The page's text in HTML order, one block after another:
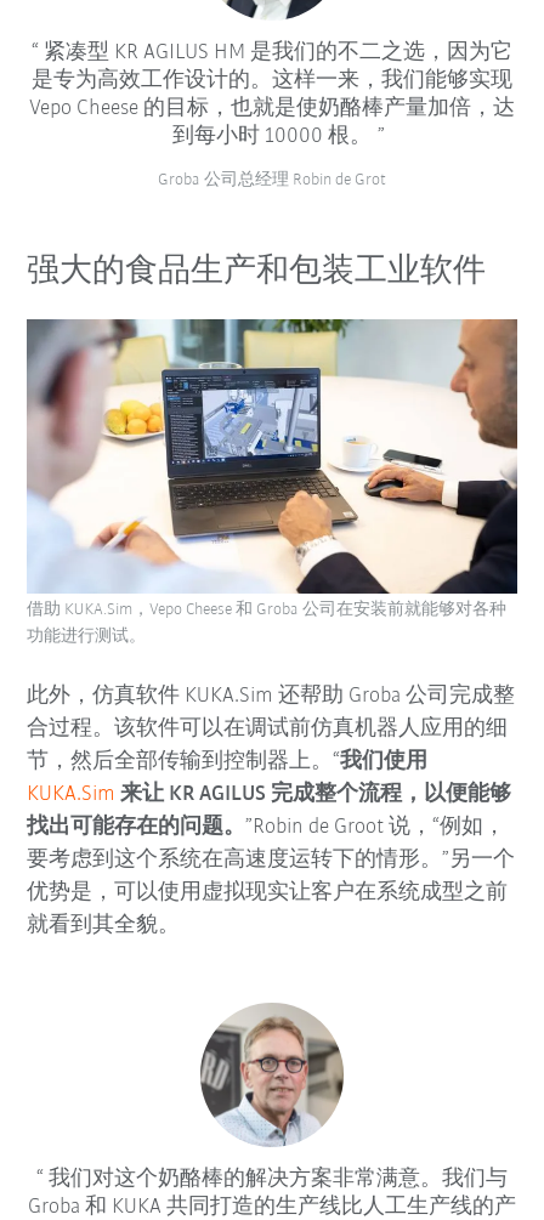
紧凑型 KR AGILUS HM 是我们的不二之选，因为它
是专为高效工作设计的。这样一来，我们能够实现
Vepo Cheese 的目标，也就是使奶酪棒产量加倍，达
到每小时 10000 根。
Groba 公司总经理 Robin de Grot
强大的食品生产和包装工业软件
此外，仿真软件 KUKA.Sim 还帮助 Groba 公司完成整
合过程。该软件可以在调试前仿真机器人应用的细
节，然后全部传输到控制器上。“我们使用
KUKA.Sim 来让 KR AGILUS 完成整个流程，以便能够
找出可能存在的问题。”Robin de Groot 说，“例如，
要考虑到这个系统在高速度运转下的情形。”另一个
优势是，可以使用虚拟现实让客户在系统成型之前
就看到其全貌。
借助 KUKA.Sim，Vepo Cheese 和 Groba 公司在安装前就能够对各种
功能进行测试。
我们对这个奶酪棒的解决方案非常满意。我们与
Groba 和 KUKA 共同打造的生产线比人工生产线的产